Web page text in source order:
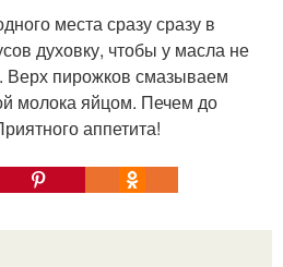
места сразу сразу в
духовку, чтобы у масла не
Верх пирожков смазываем
молока яйцом. Печем до
аппетита!